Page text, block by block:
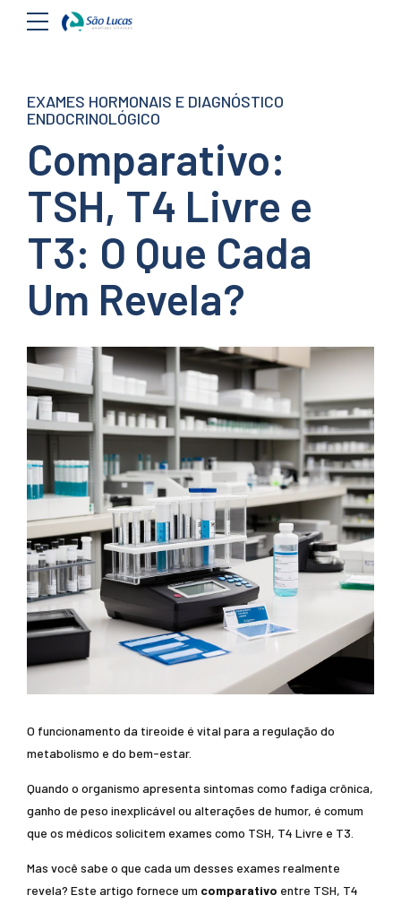
EXAMES HORMONAIS E DIAGNÓSTICO
ENDOCRINOLÓGICO
Comparativo:
TSH, T4 Livre e
T3: O Que Cada
Um Revela?
O funcionamento da tireoide é vital para a regulação do
metabolismo e do bem-estar.
Quando o organismo apresenta sintomas como fadiga crônica,
ganho de peso inexplicável ou alterações de humor, é comum
que os médicos solicitem exames como TSH, T4 Livre e T3.
Mas você sabe o que cada um desses exames realmente
revela? Este artigo fornece um comparativo entre TSH, T4